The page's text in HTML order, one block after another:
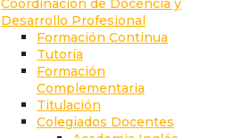
Coordinación de Docencia y
Desarrollo Profesional
Formación Continua
Tutoría
Formación
Complementaria
Titulación
Colegiados Docentes